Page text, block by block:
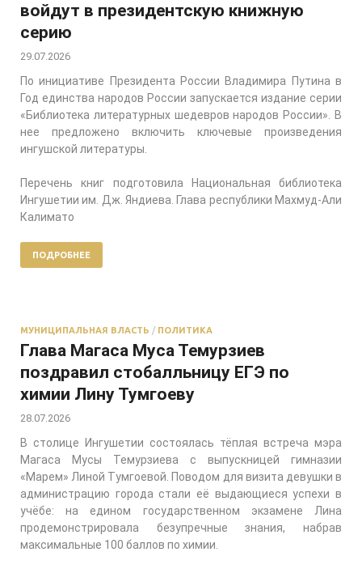
войдут в президентскую книжную
серию
29.07.2026
По инициативе Президента России Владимира Путина в
Год единства народов России запускается издание серии
«Библиотека литературных шедевров народов России». В
нее предложено включить ключевые произведения
ингушской литературы.
Перечень книг подготовила Национальная библиотека
Ингушетии им. Дж. Яндиева. Глава республики Махмуд-Али
Калимато
ПОДРОБНЕЕ
МУНИЦИПАЛЬНАЯ ВЛАСТЬ / ПОЛИТИКА
Глава Магаса Муса Темурзиев
поздравил стобалльницу ЕГЭ по
химии Лину Тумгоеву
28.07.2026
В столице Ингушетии состоялась тёплая встреча мэра
Магаса Мусы Темурзиева с выпускницей гимназии
«Марем» Линой Тумгоевой. Поводом для визита девушки в
администрацию города стали её выдающиеся успехи в
учёбе: на едином государственном экзамене Лина
продемонстрировала безупречные знания, набрав
максимальные 100 баллов по химии.